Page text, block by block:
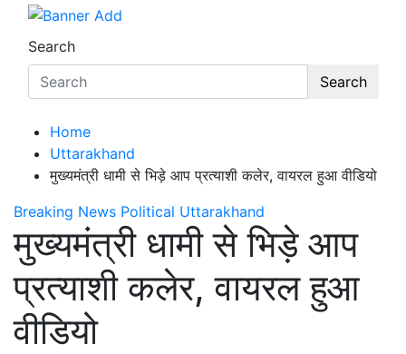
Search
Search
Home
Uttarakhand
मुख्यमंत्री धामी से भिड़े आप प्रत्याशी कलेर, वायरल हुआ वीडियो
Breaking News Political Uttarakhand
मुख्यमंत्री धामी से भिड़े आप
प्रत्याशी कलेर, वायरल हुआ
वीडियो